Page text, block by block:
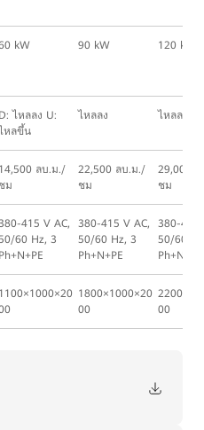
kW 90 kW 120 kW
D: ไหลลง U:
หลขึ้น
ไหลลง ไหลลง
14,500 ลบ.ม./
ชม
22,500 ลบ.ม./
ชม
29,000
ชม
415 V AC,
60 Hz, 3
Ph+N+PE
380-415 V AC,
50/60 Hz, 3
Ph+N+PE
380-415
50/60
Ph+N+PE
1100×1000×20 1800×1000×20
00
00